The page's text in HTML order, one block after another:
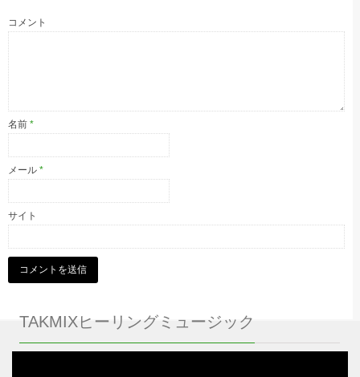
コメント
名前 *
メール *
サイト
TAKMIXヒーリングミュージック